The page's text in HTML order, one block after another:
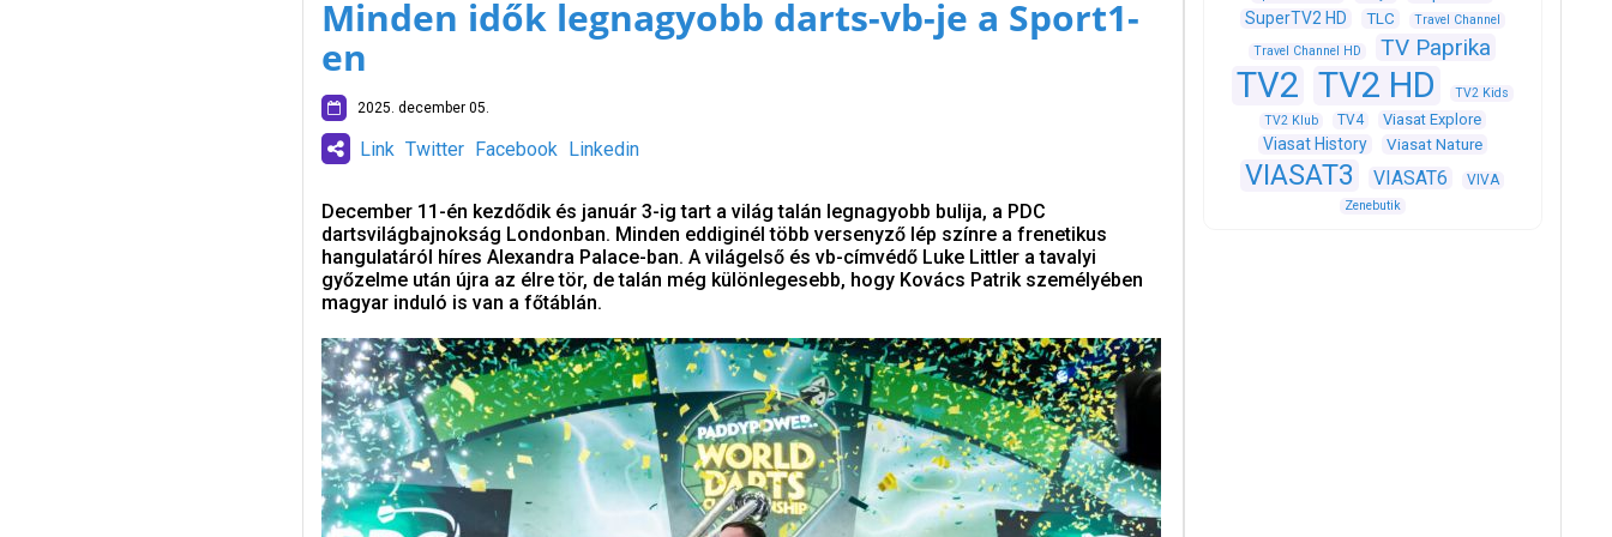
Minden idők legnagyobb darts-vb-je a Sport1-
en
2025. december 05.
Link Twitter Facebook Linkedin
December 11-én kezdődik és január 3-ig tart a világ talán legnagyobb bulija, a PDC
dartsvilágbajnokság Londonban. Minden eddiginél több versenyző lép színre a frenetikus
hangulatáról híres Alexandra Palace-ban. A világelső és vb-címvédő Luke Littler a tavalyi
győzelme után újra az élre tör, de talán még különlegesebb, hogy Kovács Patrik személyében
magyar induló is van a főtáblán.
SuperTV2 HD
TLC
Travel Channel
Travel Channel HD
TV Paprika
TV2 TV2 HD
TV2 Kids
TV2 Klub
TV4 Viasat Explore
Viasat History Viasat Nature
VIASAT3 VIASAT6 VIVA
Zenebutik